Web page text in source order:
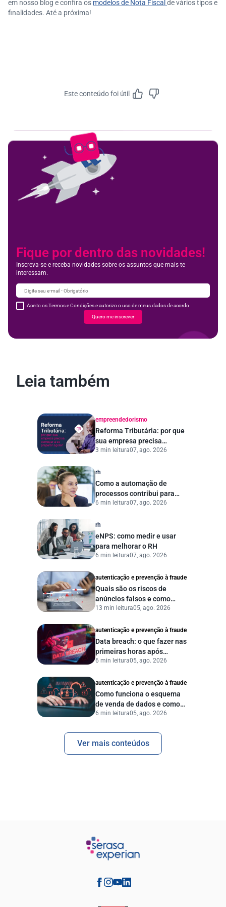
em nosso blog e confira os modelos de Nota Fiscal de vários tipos e
finalidades. Até a próxima!
Este conteúdo foi útil
Fique por dentro das novidades!
Inscreva-se e receba novidades sobre os assuntos que mais te
interessam.
Aceito os Termos e Condições e autorizo o uso de meus dados de acordo
Quero me inscrever
Leia também
empreendedorismo
Reforma Tributária: por que
sua empresa precisa
começar a se preparar
3 min leitura07, ago. 2026
rh
Como a automação de
processos contribui para
uma gestão pública mais
6 min leitura07, ago. 2026
rh
eNPS: como medir e usar
para melhorar o RH
6 min leitura07, ago. 2026
autenticação e prevenção à fraude
Quais são os riscos de
anúncios falsos e como
proteger seu negócio?
13 min leitura05, ago. 2026
autenticação e prevenção à fraude
Data breach: o que fazer nas
primeiras horas após
vazamento de dados?
6 min leitura05, ago. 2026
autenticação e prevenção à fraude
Como funciona o esquema
de venda de dados e como
proteger sua empresa?
6 min leitura05, ago. 2026
Ver mais conteúdos